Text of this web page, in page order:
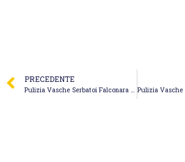
PRECEDENTE
Pulizia Vasche Serbatoi Falconara Marittima – Bufarini Servizi Ambientali